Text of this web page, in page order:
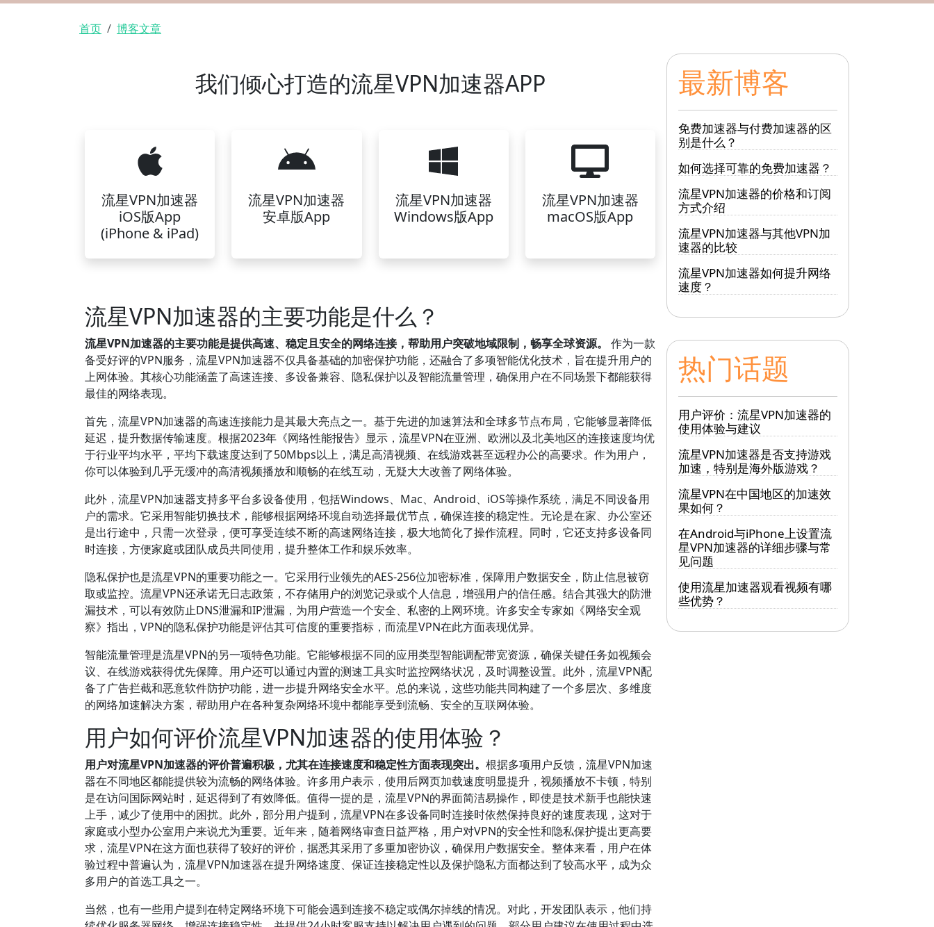
面包屑
首页 博客文章
我们倾心打造的流星VPN加速器APP
流星VPN加速器
iOS版App
(iPhone & iPad)
流星VPN加速器
安卓版App
流星VPN加速器
Windows版App
流星VPN加速器
macOS版App
流星VPN加速器的主要功能是什么？
流星VPN加速器的主要功能是提供高速、稳定且安全的网络连接，帮助用户突破地域限制，畅享全球资源。
作为一款
备受好评的VPN服务，流星VPN加速器不仅具备基础的加密保护功能，还融合了多项智能优化技术，旨在提升用户的
上网体验。其核心功能涵盖了高速连接、多设备兼容、隐私保护以及智能流量管理，确保用户在不同场景下都能获得
最佳的网络表现。
首先，流星VPN加速器的高速连接能力是其最大亮点之一。基于先进的加速算法和全球多节点布局，它能够显著降低
延迟，提升数据传输速度。根据2023年《网络性能报告》显示，流星VPN在亚洲、欧洲以及北美地区的连接速度均优
于行业平均水平，平均下载速度达到了50Mbps以上，满足高清视频、在线游戏甚至远程办公的高要求。作为用户，
你可以体验到几乎无缓冲的高清视频播放和顺畅的在线互动，无疑大大改善了网络体验。
此外，流星VPN加速器支持多平台多设备使用，包括Windows、Mac、Android、iOS等操作系统，满足不同设备用
户的需求。它采用智能切换技术，能够根据网络环境自动选择最优节点，确保连接的稳定性。无论是在家、办公室还
是出行途中，只需一次登录，便可享受连续不断的高速网络连接，极大地简化了操作流程。同时，它还支持多设备同
时连接，方便家庭或团队成员共同使用，提升整体工作和娱乐效率。
隐私保护也是流星VPN的重要功能之一。它采用行业领先的AES-256位加密标准，保障用户数据安全，防止信息被窃
取或监控。流星VPN还承诺无日志政策，不存储用户的浏览记录或个人信息，增强用户的信任感。结合其强大的防泄
漏技术，可以有效防止DNS泄漏和IP泄漏，为用户营造一个安全、私密的上网环境。许多安全专家如《网络安全观
察》指出，VPN的隐私保护功能是评估其可信度的重要指标，而流星VPN在此方面表现优异。
智能流量管理是流星VPN的另一项特色功能。它能够根据不同的应用类型智能调配带宽资源，确保关键任务如视频会
议、在线游戏获得优先保障。用户还可以通过内置的测速工具实时监控网络状况，及时调整设置。此外，流星VPN配
备了广告拦截和恶意软件防护功能，进一步提升网络安全水平。总的来说，这些功能共同构建了一个多层次、多维度
的网络加速解决方案，帮助用户在各种复杂网络环境中都能享受到流畅、安全的互联网体验。
用户如何评价流星VPN加速器的使用体验？
用户对流星VPN加速器的评价普遍积极，尤其在连接速度和稳定性方面表现突出。 根据多项用户反馈，流星VPN加速
器在不同地区都能提供较为流畅的网络体验。许多用户表示，使用后网页加载速度明显提升，视频播放不卡顿，特别
是在访问国际网站时，延迟得到了有效降低。值得一提的是，流星VPN的界面简洁易操作，即使是技术新手也能快速
上手，减少了使用中的困扰。此外，部分用户提到，流星VPN在多设备同时连接时依然保持良好的速度表现，这对于
家庭或小型办公室用户来说尤为重要。近年来，随着网络审查日益严格，用户对VPN的安全性和隐私保护提出更高要
求，流星VPN在这方面也获得了较好的评价，据悉其采用了多重加密协议，确保用户数据安全。整体来看，用户在体
验过程中普遍认为，流星VPN加速器在提升网络速度、保证连接稳定性以及保护隐私方面都达到了较高水平，成为众
多用户的首选工具之一。
当然，也有一些用户提到在特定网络环境下可能会遇到连接不稳定或偶尔掉线的情况。对此，开发团队表示，他们持
最新博客
免费加速器与付费加速器的区
别是什么？
如何选择可靠的免费加速器？
流星VPN加速器的价格和订阅
方式介绍
流星VPN加速器与其他VPN加
速器的比较
流星VPN加速器如何提升网络
速度？
热门话题
用户评价：流星VPN加速器的
使用体验与建议
流星VPN加速器是否支持游戏
加速，特别是海外版游戏？
流星VPN在中国地区的加速效
果如何？
在Android与iPhone上设置流
星VPN加速器的详细步骤与常
见问题
使用流星加速器观看视频有哪
些优势？